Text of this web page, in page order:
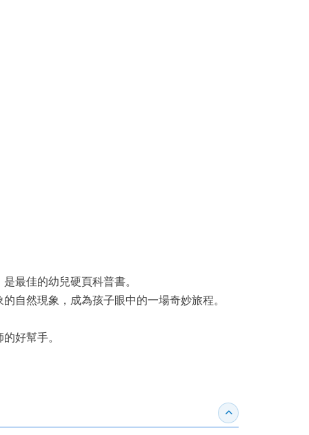
最佳的幼兒硬頁科普書。
自然現象，成為孩子眼中的一場奇妙旅程。
好幫手。
收合得獎紀錄